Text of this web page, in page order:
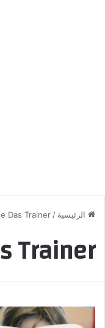
الرئيسية /
Das Trainer
Trainer